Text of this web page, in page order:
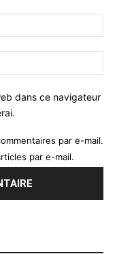
dans ce navigateur
par e-mail.
par e-mail.